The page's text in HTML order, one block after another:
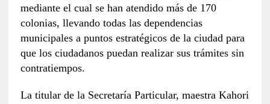
mediante el cual se han atendido más de 170
colonias, llevando todas las dependencias
municipales a puntos estratégicos de la ciudad para
que los ciudadanos puedan realizar sus trámites sin
contratiempos.
La titular de la Secretaría Particular, maestra Kahori